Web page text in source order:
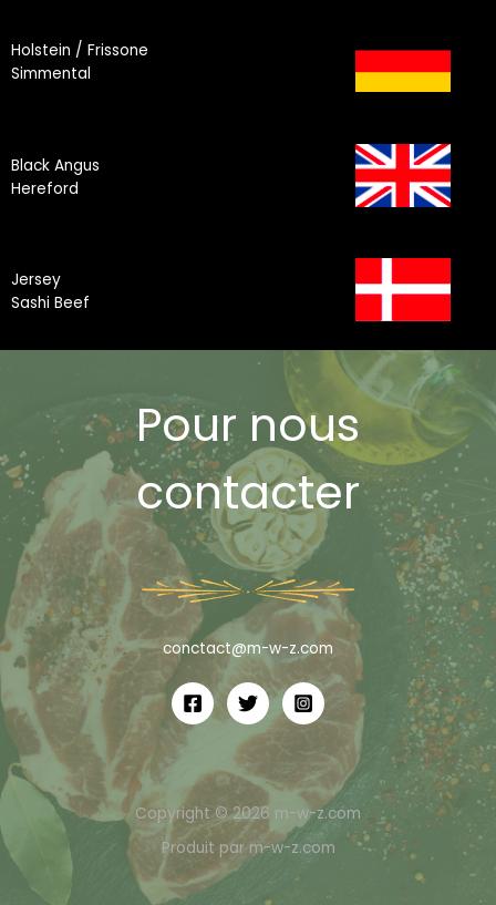
Holstein / Frissone
Simmental
Black Angus
Hereford
Jersey
Sashi Beef
Pour nous
contacter
conctact@m-w-z.com
Copyright © 2026 m-w-z.com
Produit par m-w-z.com